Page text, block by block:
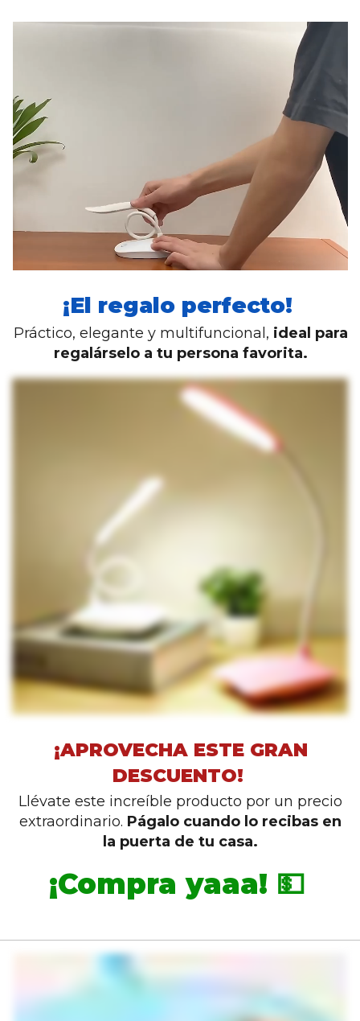
¡El regalo perfecto!
Práctico, elegante y multifuncional, ideal para
regalárselo a tu persona favorita.
¡APROVECHA ESTE GRAN
DESCUENTO!
Llévate este increíble producto por un precio
extraordinario. Págalo cuando lo recibas en
la puerta de tu casa.
¡Compra yaaa! 💵